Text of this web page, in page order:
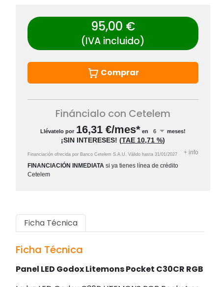
95,00 €
(IVA incluido)
Comprar
Fináncialo con Cetelem
Llévatelo por 16,31 €/mes* en meses!
¡SIN INTERESES! (TAE 10,71 %)
Financiación ofrecida por Banco Cetelem S.A.U. Válido hasta 31/01/2027 + info
FINANCIACIÓN INMEDIATA si ya tienes línea de crédito
Cetelem
Ficha Técnica
Ficha Técnica
Panel LED Godox Litemons Pocket C30CR RGB